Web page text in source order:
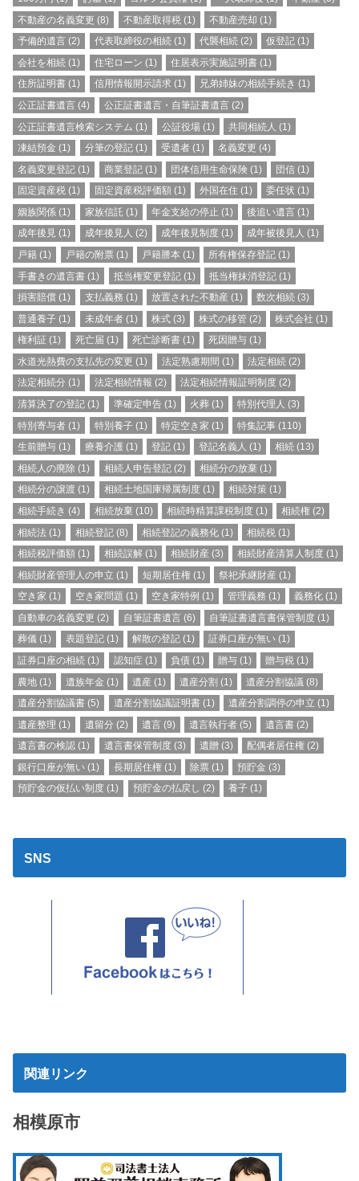
不動産の名義変更 (8) 不動産取得税 (1) 不動産売却 (1)
予備的遺言 (2) 代表取締役の相続(1) 代襲相続(2) 仮登記 (1)
会社を相続 (1) 住宅ローン (1) 住居表示実施証明書(1)
住所証明書 (1) 信用情報開示請求 (1) 兄弟姉妹の相続手続き (1)
公正証書遺言 (4) 公正証書遺言・自筆証書遺言(2)
公正証書遺言検索システム (1) 公証役場(1) 共同相続人 (1)
凍結預金 (1) 分筆の登記(1) 受遺者(1) 名義変更 (4)
名義変更登記 (1) 商業登記(1) 団体信用生命保険 (1) 団信 (1)
固定資産税 (1) 固定資産税評価額(1) 外国在住 (1) 委任状 (1)
姻族関係 (1) 家族信託(1) 年金支給の停止 (1) 後追い遺言 (1)
成年後見 (1) 成年後見人 (2) 成年後見制度(1) 成年被後見人 (1)
戸籍 (1) 戸籍の附票(1) 戸籍謄本 (1) 所有権保存登記 (1)
手書きの遺言書 (1) 抵当権変更登記(1) 抵当権抹消登記(1)
損害賠償 (1) 支払義務 (1) 放置された不動産(1) 数次相続 (3)
普通養子 (1) 未成年者(1) 株式(3) 株式の移管 (2) 株式会社 (1)
権利証 (1) 死亡届 (1) 死亡診断書(1) 死因贈与 (1)
水道光熱費の支払先の変更 (1) 法定熟慮期間 (1) 法定相続(2)
法定相続分 (1) 法定相続情報 (2) 法定相続情報証明制度(2)
清算決了の登記 (1) 準確定申告(1) 火葬(1) 特別代理人 (3)
特別寄与者 (1) 特別養子(1) 特定空き家 (1) 特集記事 (110)
生前贈与 (1) 療養介護 (1) 登記(1) 登記名義人 (1) 相続 (13)
相続人の廃除 (1) 相続人申告登記(2) 相続分の放棄 (1)
相続分の譲渡 (1) 相続土地国庫帰属制度(1) 相続対策(1)
相続手続き (4) 相続放棄 (10) 相続時精算課税制度(1) 相続権 (2)
相続法 (1) 相続登記(8) 相続登記の義務化(1) 相続税 (1)
相続税評価額 (1) 相続誤解(1) 相続財産(3) 相続財産清算人制度 (1)
相続財産管理人の申立 (1) 短期居住権(1) 祭祀承継財産(1)
空き家 (1) 空き家問題 (1) 空き家特例 (1) 管理義務 (1) 義務化 (1)
自動車の名義変更 (2) 自筆証書遺言(6) 自筆証書遺言書保管制度(1)
葬儀 (1) 表題登記(1) 解散の登記(1) 証券口座が無い (1)
証券口座の相続 (1) 認知症 (1) 負債 (1) 贈与 (1) 贈与税 (1)
農地 (1) 遺族年金 (1) 遺産(1) 遺産分割 (1) 遺産分割協議 (8)
遺産分割協議書 (5) 遺産分割協議証明書(1) 遺産分割調停の申立 (1)
遺産整理 (1) 遺留分 (2) 遺言(9) 遺言執行者 (5) 遺言書 (2)
遺言書の検認 (1) 遺言書保管制度(3) 遺贈(3) 配偶者居住権 (2)
銀行口座が無い (1) 長期居住権(1) 除票(1) 預貯金 (3)
預貯金の仮払い制度 (1) 預貯金の払戻し (2) 養子(1)
SNS
関連リンク
相模原市